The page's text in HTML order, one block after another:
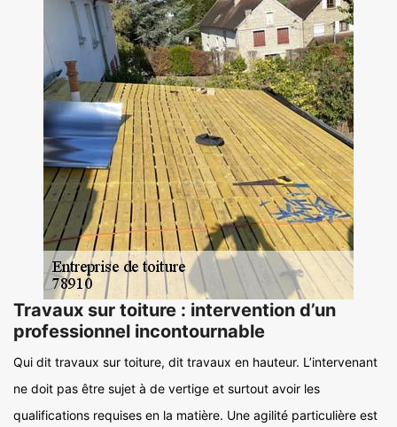
Travaux sur toiture : intervention d’un
professionnel incontournable
Qui dit travaux sur toiture, dit travaux en hauteur. L’intervenant
ne doit pas être sujet à de vertige et surtout avoir les
qualifications requises en la matière. Une agilité particulière est